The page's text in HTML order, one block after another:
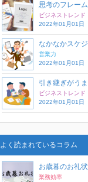
思考のフレーム
ビジネストレンド
2022年01月01日
なかなかスケジ
営業力
2022年01月01日
引き継ぎがう
ビジネストレンド
2022年01月01日
よく読まれているコラム
お歳暮のお礼
業務効率